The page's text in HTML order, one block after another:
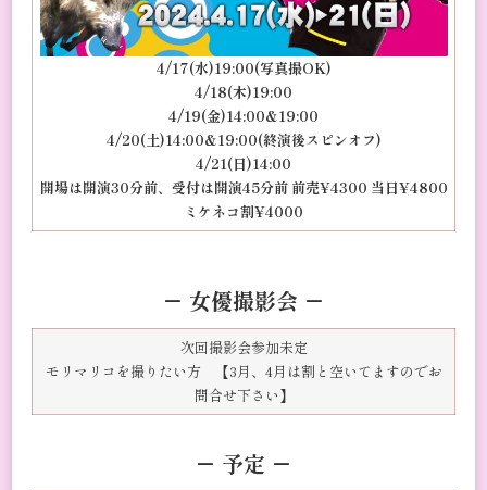
4/17(水)19:00(写真撮OK)
4/18(木)19:00
4/19(金)14:00&19:00
4/20(土)14:00&19:00(終演後スピンオフ)
4/21(日)14:00
開場は開演30分前、受付は開演45分前 前売¥4300 当日¥4800
ミケネコ割¥4000
－ 女優撮影会 －
次回撮影会参加未定
モリマリコを撮りたい方 【3月、4月は割と空いてますのでお
問合せ下さい】
－ 予定 －